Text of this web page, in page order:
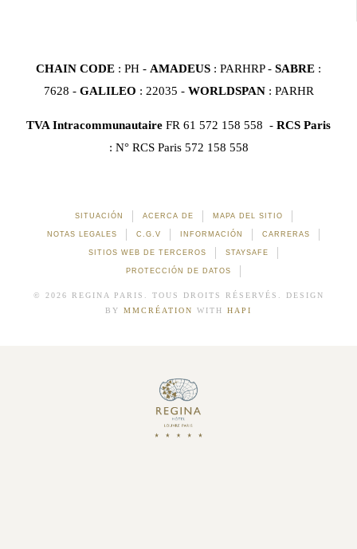
CHAIN CODE : PH - AMADEUS : PARHRP - SABRE :
7628 - GALILEO : 22035 - WORLDSPAN : PARHR
TVA Intracommunautaire FR 61 572 158 558 - RCS Paris
: N° RCS Paris 572 158 558
SITUACIÓN ACERCA DE MAPA DEL SITIO
NOTAS LEGALES C.G.V INFORMACIÓN CARRERAS
SITIOS WEB DE TERCEROS STAYSAFE
PROTECCIÓN DE DATOS
© 2026 REGINA PARIS. TOUS DROITS RÉSERVÉS. DESIGN
BY MMCRÉATION WITH HAPI